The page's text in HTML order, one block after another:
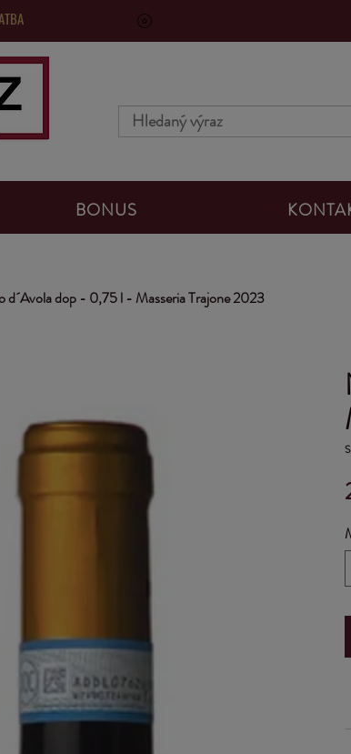
BONUS
d´Avola dop - 0,75 l - Masseria Trajone 2023